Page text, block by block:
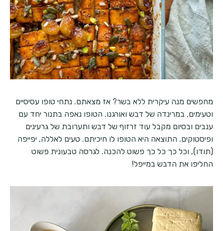
מחפשים מנה עיקרית ללא בשר? אז מצאתם. נתחי טופו עסיסיים
וטעימים, במרינדה של דבש ואורגנו. הטופו נאפה בתנור יחד עם
ענבים ובסיום מקבל עוד זרזוף של דבש ותערובת של גרעינים
ופיסטוקים. התוצאה היא הטופו לו חיכיתם. טעים לאללה, יפייפה
(תודו), וכל כך כל כך פשוט להכנה. לגרסה טבעונית פשוט
החליפו את הדבש במייפל!